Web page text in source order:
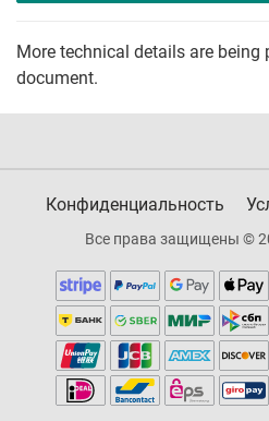
More technical details are being
document.
Конфиденциальность
Все права защищены ©